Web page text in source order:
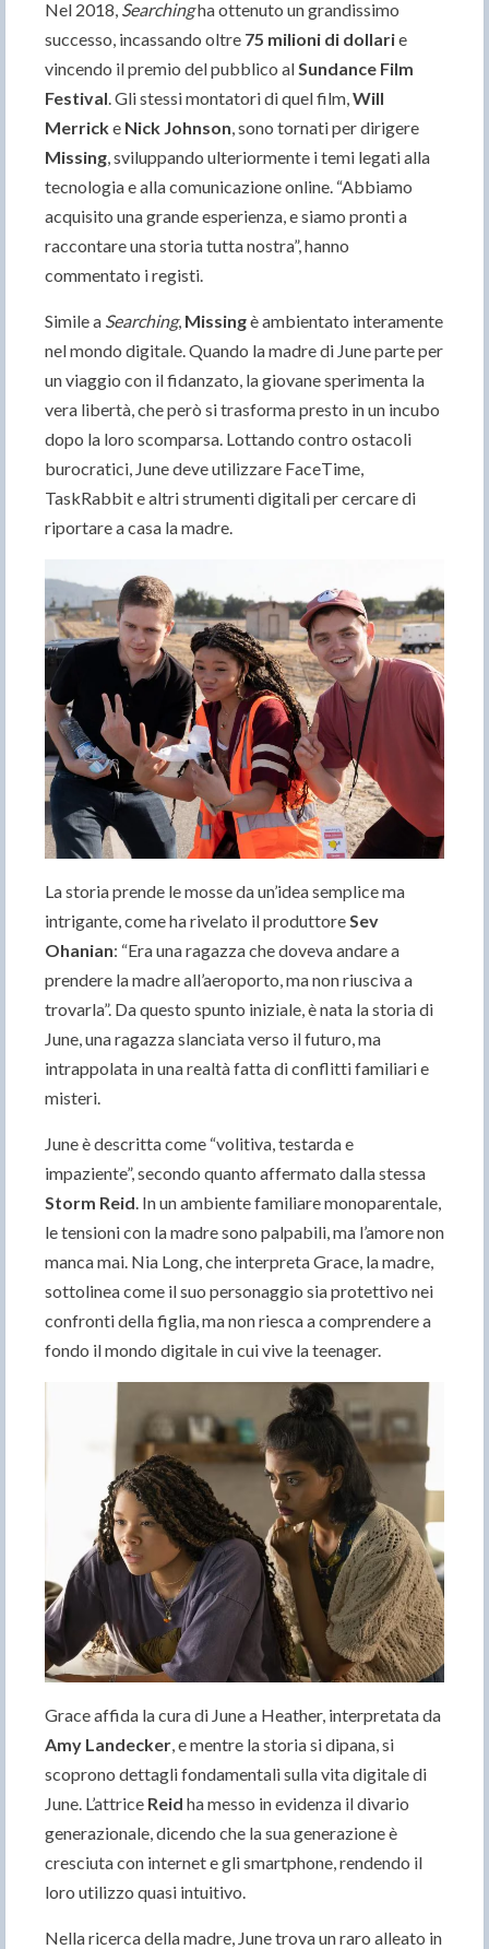
Nel 2018, Searchingha ottenuto un grandissimo
successo, incassando oltre 75 milioni di dollarie
vincendo il premio del pubblico alSundance Film
Festival. Gli stessi montatori di quel film,Will
Merricke Nick Johnson, sono tornati per dirigere
Missing, sviluppando ulteriormente i temi legati alla
tecnologia e alla comunicazione online. “Abbiamo
acquisito una grande esperienza, e siamo pronti a
raccontare una storia tutta nostra”, hanno
commentato i registi.
Simile a Searching, Missingè ambientato interamente
nel mondo digitale. Quando la madre di June parte per
un viaggio con il fidanzato, la giovane sperimenta la
vera libertà, che però si trasforma presto in un incubo
dopo la loro scomparsa. Lottando contro ostacoli
burocratici, June deve utilizzare FaceTime,
TaskRabbit e altri strumenti digitali per cercare di
riportare a casa la madre.
La storia prende le mosse da un’idea semplice ma
intrigante, come ha rivelato il produttoreSev
Ohanian: “Era una ragazza che doveva andare a
prendere la madre all’aeroporto, ma non riusciva a
trovarla”. Da questo spunto iniziale, è nata la storia di
June, una ragazza slanciata verso il futuro, ma
intrappolata in una realtà fatta di conflitti familiari e
misteri.
June è descritta come “volitiva, testarda e
impaziente”, secondo quanto affermato dalla stessa
Storm Reid. In un ambiente familiare monoparentale,
le tensioni con la madre sono palpabili, ma l’amore non
manca mai. Nia Long, che interpreta Grace, la madre,
sottolinea come il suo personaggio sia protettivo nei
confronti della figlia, ma non riesca a comprendere a
fondo il mondo digitale in cui vive la teenager.
Grace affida la cura di June a Heather, interpretata da
Amy Landecker, e mentre la storia si dipana, si
scoprono dettagli fondamentali sulla vita digitale di
June. L’attrice Reid ha messo in evidenza il divario
generazionale, dicendo che la sua generazione è
cresciuta con internet e gli smartphone, rendendo il
loro utilizzo quasi intuitivo.
Nella ricerca della madre, June trova un raro alleato in